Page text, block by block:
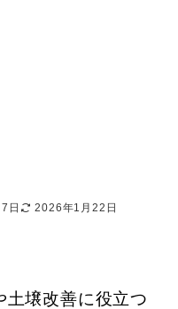
日 2026年1月22日
土壌改善に役立つ